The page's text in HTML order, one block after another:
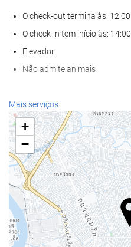
O check-out termina às: 12:00
O check-in tem início às: 14:00
Elevador
Não admite animais
Alimentação e bebidas
Restaurante à la carte
Café no local
Bem-estar
Spa
Academia
Serviços de receção
Mais serviços
+
−